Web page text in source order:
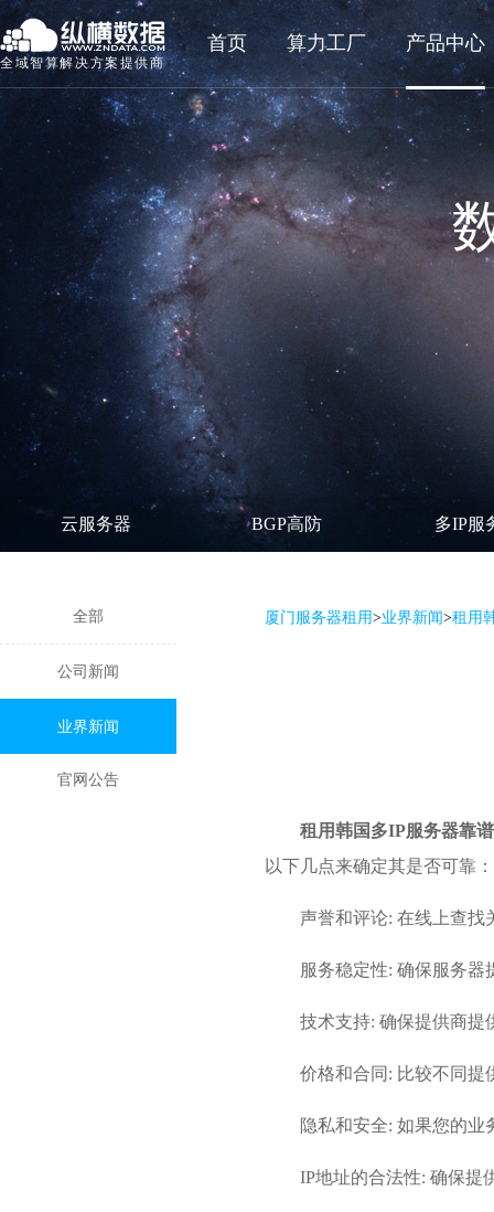
全域智算解决方案提供商
首页 算力工厂 产品中心
云服务器 BGP高防 多IP服
全部
公司新闻
业界新闻
官网公告
厦门服务器租用>业界新闻>租用
租用韩国多IP服务器靠
以下几点来确定其是否可靠：
声誉和评论: 在线上查找
服务稳定性: 确保服务
技术支持: 确保提供商提
价格和合同: 比较不同提
隐私和安全: 如果您的
IP地址的合法性: 确保提